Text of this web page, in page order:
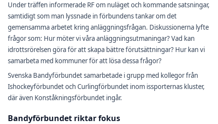
Under träffen informerade RF om nuläget och kommande satsningar,
samtidigt som man lyssnade in förbundens tankar om det
gemensamma arbetet kring anläggningsfrågan. Diskussionerna lyfte
frågor som: Hur möter vi våra anläggningsutmaningar? Vad kan
idrottsrörelsen göra för att skapa bättre förutsättningar? Hur kan vi
samarbeta med kommuner för att lösa dessa frågor?
Svenska Bandyförbundet samarbetade i grupp med kollegor från
Ishockeyförbundet och Curlingförbundet inom issporternas kluster,
där även Konståkningsförbundet ingår.
Bandyförbundet riktar fokus